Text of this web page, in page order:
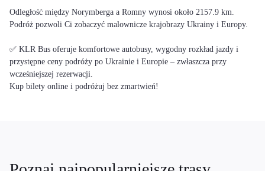
Odległość między Norymberga a Romny wynosi około 2157.9 km.
Podróż pozwoli Ci zobaczyć malownicze krajobrazy Ukrainy i Europy.
✅ KLR Bus oferuje komfortowe autobusy, wygodny rozkład jazdy i
przystępne ceny podróży po Ukrainie i Europie – zwłaszcza przy
wcześniejszej rezerwacji.
Kup bilety online i podróżuj bez zmartwień!